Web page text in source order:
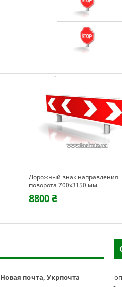
Дорожный знак направления
поворота 700х3150 мм
8800 ₴
Новая почта, Укрпочта